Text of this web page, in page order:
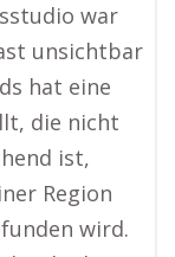
war
unsichtbar
hat eine
die nicht
ist,
Region
wird.